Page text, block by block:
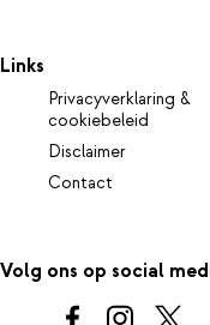
Links
Privacyverklaring &
cookiebeleid
Disclaimer
Contact
Volg ons op social